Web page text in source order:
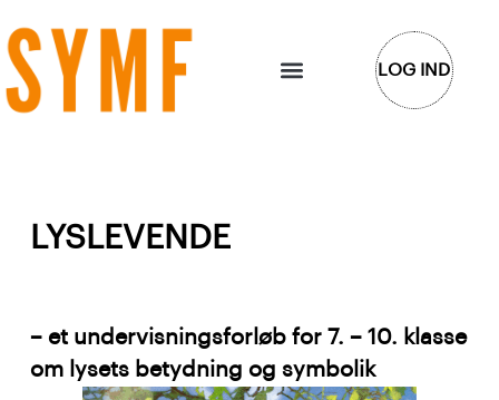
til
indholdet
LOG IND
LYSLEVENDE
– et undervisningsforløb for 7. – 10. klasse
om lysets betydning og symbolik